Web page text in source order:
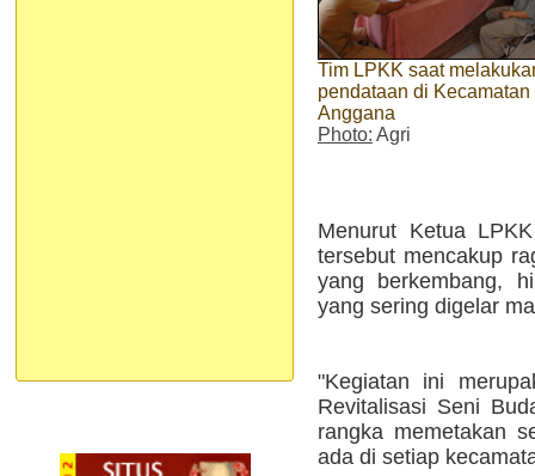
Tim LPKK saat
pendataan di Kecamatan
Anggana
Photo: Agri
Menurut Ketua
tersebut mencakup
yang berkembang,
yang sering digelar
"Kegiatan ini
Revitalisasi Seni
rangka memetakan
ada di setiap